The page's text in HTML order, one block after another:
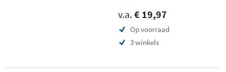
v.a. € 19,97
Op voorraad
3 winkels